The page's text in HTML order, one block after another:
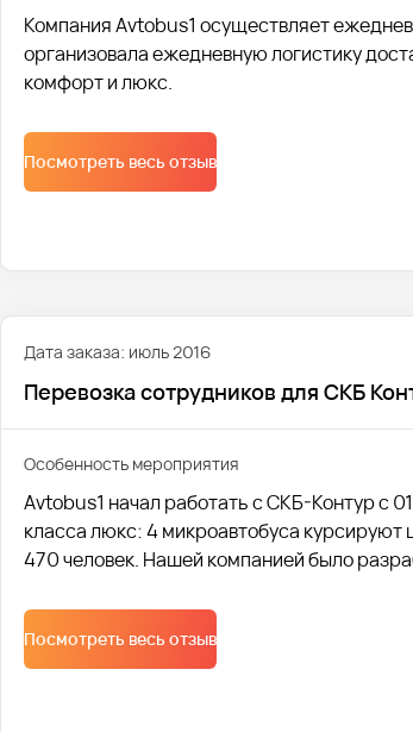
Компания Avtobus1 осуществляет
организовала ежедневную логистику
комфорт и люкс.
Посмотреть весь отзыв
Дата заказа: июль 2016
Перевозка сотрудников для СКБ
Особенность мероприятия
Avtobus1 начал работать с СКБ-Контур с
класса люкс: 4 микроавтобуса
470 человек. Нашей компанией было
Посмотреть весь отзыв